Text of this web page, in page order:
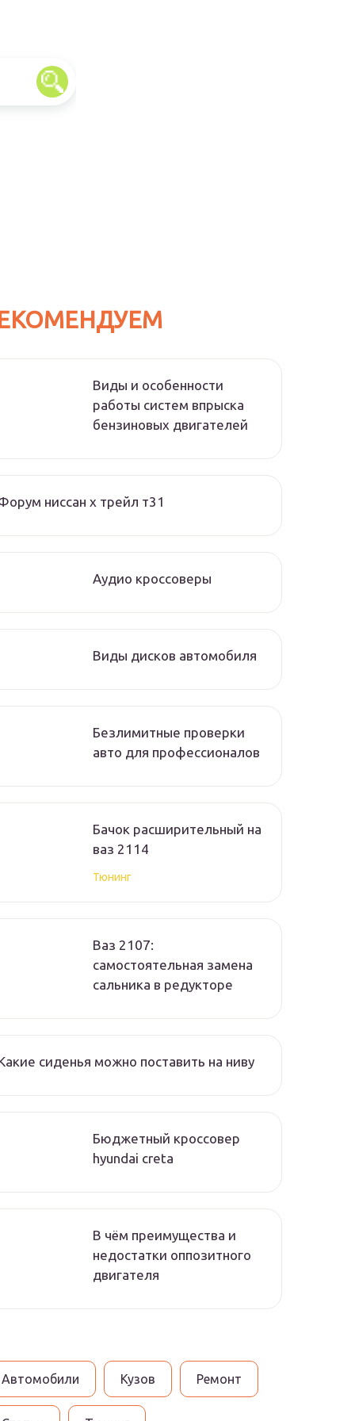
Виды и особенности
работы систем впрыска
бензиновых двигателей
ниссан х трейл т31
Аудио кроссоверы
Виды дисков автомобиля
Безлимитные проверки
авто для профессионалов
Бачок расширительный на
ваз 2114
Тюнинг
Ваз 2107:
самостоятельная замена
сальника в редукторе
сиденья можно поставить на ниву
Бюджетный кроссовер
hyundai creta
В чём преимущества и
недостатки оппозитного
двигателя
Автомобили Кузов Ремонт